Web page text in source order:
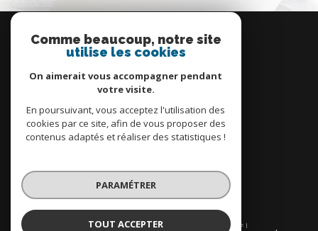
connecter
espace propriétaire
© 2026 | Tous droits réservés | Traduction powered by Google |
Comme beaucoup, notre site
utilise les cookies
On aimerait vous accompagner pendant
votre visite.
En poursuivant, vous acceptez l'utilisation des
cookies par ce site, afin de vous proposer des
contenus adaptés et réaliser des statistiques !
PARAMÉTRER
TOUT ACCEPTER